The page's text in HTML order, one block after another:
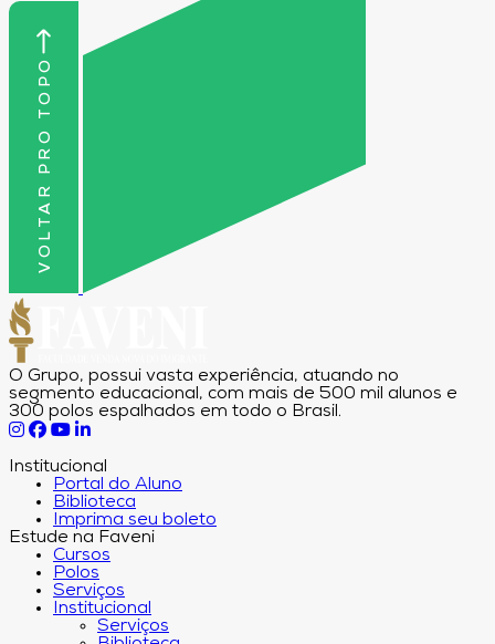
VOLTAR PRO TOPO
O Grupo, possui vasta experiência, atuando no
segmento educacional, com mais de 500 mil alunos e
300 polos espalhados em todo o Brasil.
Institucional
Portal do Aluno
Biblioteca
Imprima seu boleto
Estude na Faveni
Cursos
Polos
Serviços
Institucional
Serviços